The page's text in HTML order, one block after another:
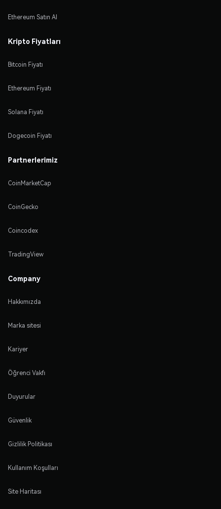
Ethereum Satın Al
Kripto Fiyatları
Bitcoin Fiyatı
Ethereum Fiyatı
Solana Fiyatı
Dogecoin Fiyatı
Partnerlerimiz
CoinMarketCap
CoinGecko
Coincodex
TradingView
Company
Hakkımızda
Marka sitesi
Kariyer
Öğrenci Vakfı
Duyurular
Güvenlik
Gizlilik Politikası
Kullanım Koşulları
Site Haritası